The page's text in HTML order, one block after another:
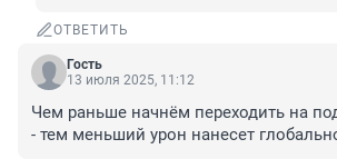
ОТВЕТИТЬ
Гость
13 июля 2025, 11:12
Чем раньше начнём переходить на
- тем меньший урон нанесет